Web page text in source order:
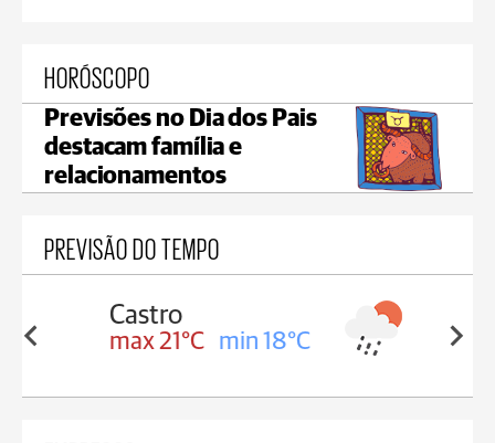
HORÓSCOPO
Previsões no Dia dos Pais
destacam família e
relacionamentos
PREVISÃO DO TEMPO
18°C max 20°C min 18°C